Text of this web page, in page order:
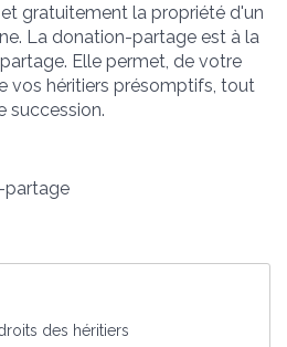
gratuitement la propriété d'un
La donation-partage est à la
Elle permet, de votre
vos héritiers présomptifs, tout
succession.
partage
des héritiers